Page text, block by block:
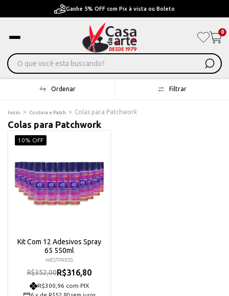
Ganhe 5% OFF com Pix à vista ou Boleto
0
Ordenar Filtrar
Início > Costura e Patch > Colas para Patchwork
Colas para Patchwork
10% OFF
Kit Com 12 Adesivos Spray
65 550ml
WESTPRESS
R$352,00R$316,80
R$300,96 com PIX